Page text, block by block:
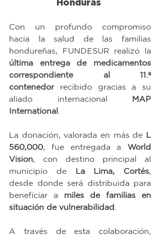
Honduras
Con un profundo compromiso
hacia la salud de las familias
última entrega de medicamentos
correspondiente al 11.º
contenedor recibido gracias a su
aliado internacional MAP
International
La donación, valorada en más de L
560,000, fue entregada a World
Vision, con destino principal al
municipio de La Lima, Cortés,
desde donde será distribuida para
beneficiar a miles de familias en
situación de vulnerabilidad
A través de esta colaboración,